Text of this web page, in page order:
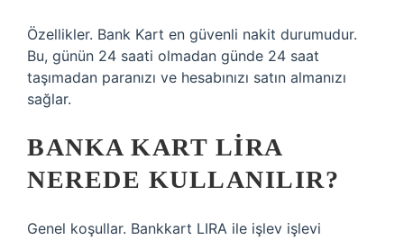
Özellikler. Bank Kart en güvenli nakit durumudur.
Bu, günün 24 saati olmadan günde 24 saat
taşımadan paranızı ve hesabınızı satın almanızı
sağlar.
BANKA KART LIRA
NEREDE KULLANILIR?
Genel koşullar. Bankkart LIRA ile işlev işlevi